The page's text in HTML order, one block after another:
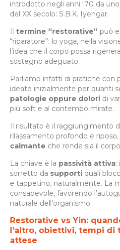
introdotto negli anni ‘70 da
del XX secolo: S.B.K. Iyengar.
Il termine “restorative” può
“riparatore”: lo yoga, nella
l’idea che il corpo possa
sostegno adeguato.
Parliamo infatti di pratiche con
ideate inizialmente per quanti
patologie oppure dolori di
più soft e al contempo mirate.
Il risultato è il raggiungimento
rilassamento profondo e
calmante che rende sia il
La chiave è la passività attiva:
sorretto da supporti quali
e tappetino, naturalmente. La
consapevole, favorendo
naturale dell’organismo.
Restorative vs Yin:
l’altro, obiettivi, tempi di
attese